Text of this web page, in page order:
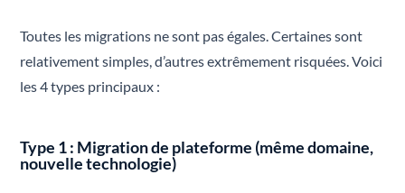
Toutes les migrations ne sont pas égales. Certaines sont
relativement simples, d’autres extrêmement risquées. Voici
les 4 types principaux :
Type 1 : Migration de plateforme (même domaine,
nouvelle technologie)